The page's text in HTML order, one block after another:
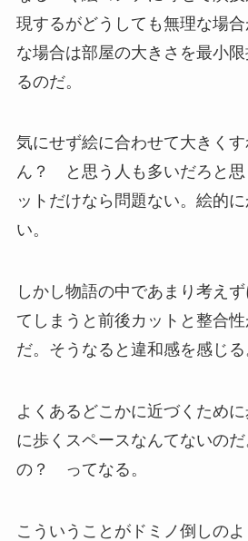
現するがどうしても無理な場
な場合は部屋の大きさを最小
るのだ。
気にせず絵に合わせて大きく
ん？ と思う人も多いだろと思
ットだけなら問題ない。絵的
い。
しかし物語の中であまり考え
てしまうと前後カットと整合
だ。そうなると違和感を感じる
よくあるどこかに近づくため
に歩くスペースなんてないの
の？ ってなる。
こういうことがドミノ倒しの